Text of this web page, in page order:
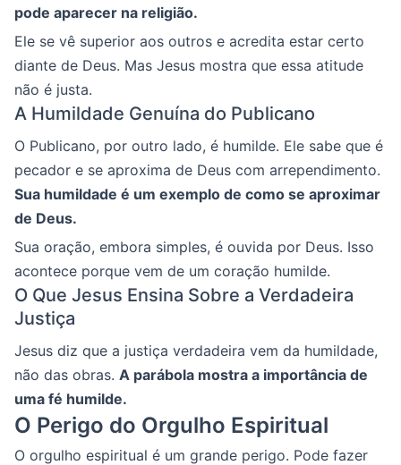
pode aparecer na religião.
Ele se vê superior aos outros e acredita estar certo
diante de Deus. Mas Jesus mostra que essa atitude
não é justa.
A Humildade Genuína do Publicano
O Publicano, por outro lado, é humilde. Ele sabe que é
pecador e se aproxima de Deus com arrependimento.
Sua humildade é um exemplo de como se aproximar
de Deus.
Sua oração, embora simples, é ouvida por Deus. Isso
acontece porque vem de um coração humilde.
O Que Jesus Ensina Sobre a Verdadeira
Justiça
Jesus diz que a justiça verdadeira vem da humildade,
não das obras. A parábola mostra a importância de
uma fé humilde.
O Perigo do Orgulho Espiritual
O orgulho espiritual é um grande perigo. Pode fazer